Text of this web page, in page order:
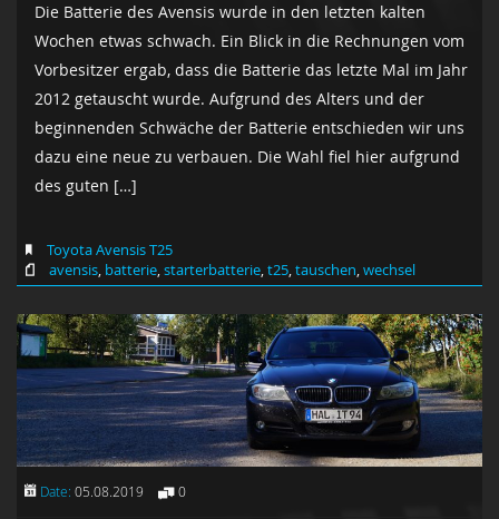
Die Batterie des Avensis wurde in den letzten kalten
Wochen etwas schwach. Ein Blick in die Rechnungen vom
Vorbesitzer ergab, dass die Batterie das letzte Mal im Jahr
2012 getauscht wurde. Aufgrund des Alters und der
beginnenden Schwäche der Batterie entschieden wir uns
dazu eine neue zu verbauen. Die Wahl fiel hier aufgrund
des guten […]
Toyota Avensis T25
avensis, batterie,starterbatterie,t25,tauschen,wechsel
Date: 05.08.2019 0